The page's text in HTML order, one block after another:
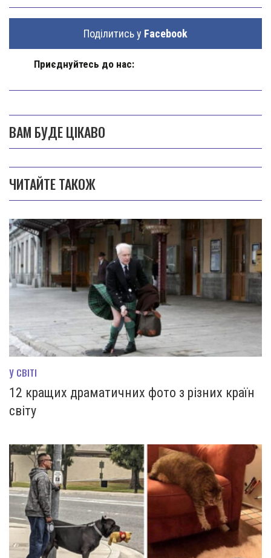
Поділитись у Facebook
Приєднуйтесь до нас:
ВАМ БУДЕ ЦІКАВО
ЧИТАЙТЕ ТАКОЖ
У СВІТІ
12 кращих драматичних фото з різних країн
світу